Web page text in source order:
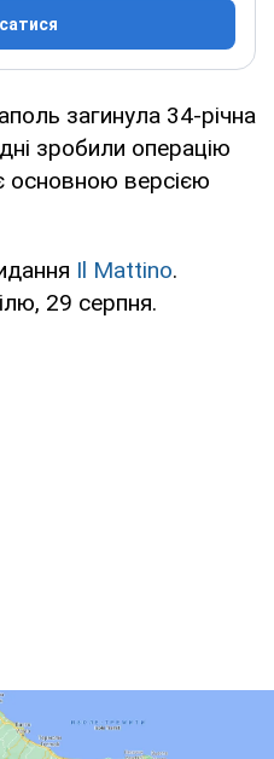
загинула 34-річна
зробили операцію
основною версією
Il Mattino.
29 серпня.